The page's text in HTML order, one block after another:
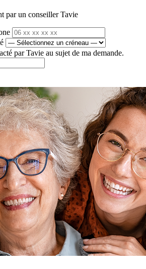
par un conseiller Tavie
par Tavie au sujet de ma demande.